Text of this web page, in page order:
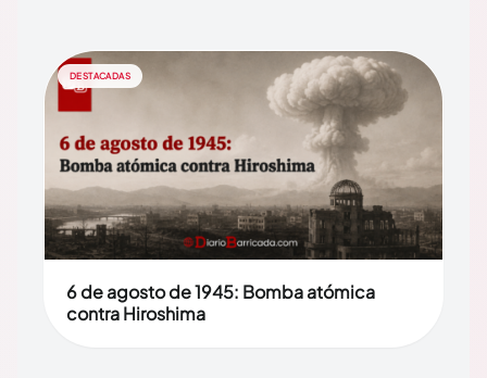
DESTACADAS
6 de agosto de 1945: Bomba atómica
contra Hiroshima